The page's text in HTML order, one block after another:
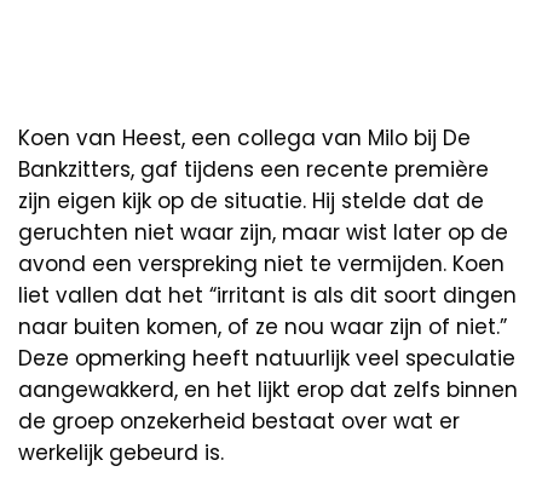
Koen van Heest, een collega van Milo bij De
Bankzitters, gaf tijdens een recente première
zijn eigen kijk op de situatie. Hij stelde dat de
geruchten niet waar zijn, maar wist later op de
avond een verspreking niet te vermijden. Koen
liet vallen dat het “irritant is als dit soort dingen
naar buiten komen, of ze nou waar zijn of niet.”
Deze opmerking heeft natuurlijk veel speculatie
aangewakkerd, en het lijkt erop dat zelfs binnen
de groep onzekerheid bestaat over wat er
werkelijk gebeurd is.